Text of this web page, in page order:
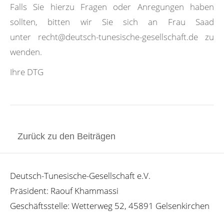
Falls Sie hierzu Fragen oder Anregungen haben
sollten, bitten wir Sie sich an Frau Saad
unter recht@deutsch-tunesische-gesellschaft.de zu
wenden.
Ihre DTG
Zurück zu den Beiträgen
Deutsch-Tunesische-Gesellschaft e.V.
Präsident: Raouf Khammassi
Geschäftsstelle: Wetterweg 52, 45891 Gelsenkirchen